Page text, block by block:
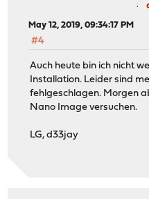
May 12, 2019, 09:34:17 PM
#4
Auch heute bin ich nicht
Installation. Leider sind
fehlgeschlagen. Morgen
Nano Image versuchen.
LG, d33jay